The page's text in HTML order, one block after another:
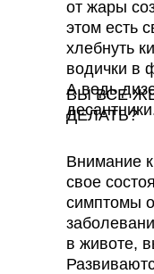
ВЫ ВСЕ
ДЕЛАТЬ?
от жары
этом есть
хлебнуть
водички в
А ведь
Внимание
свое
симптомы
в животе,